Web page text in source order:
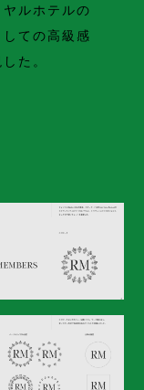
ルホテルの
ての高級感
た。